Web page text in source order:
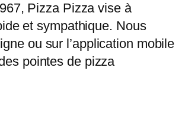
Pizza Pizza vise à
et sympathique. Nous
ou sur l’application mobile
pointes de pizza